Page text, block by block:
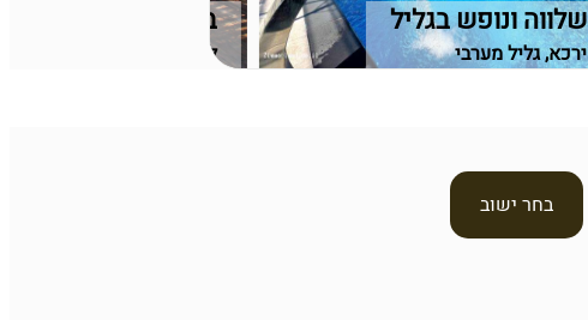
בקתות יפה נוף
לבנים, גליל תחתון
שלווה ונופש בגליל
ירכא, גליל מערבי
בחר ישוב